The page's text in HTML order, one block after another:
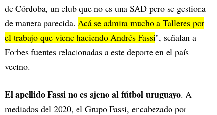
de Córdoba, un club que no es una SAD pero se gestiona
de manera parecida. Acá se admira mucho a Talleres por
el trabajo que viene haciendo Andrés Fassi", señalan a
Forbes fuentes relacionadas a este deporte en el país
vecino.
El apellido Fassi no es ajeno al fútbol uruguayo. A
mediados del 2020, el Grupo Fassi, encabezado por